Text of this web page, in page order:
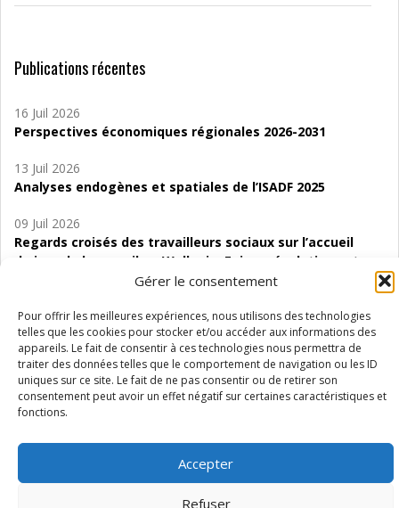
Gérer le consentement
Pour offrir les meilleures expériences, nous utilisons des technologies
telles que les cookies pour stocker et/ou accéder aux informations des
appareils. Le fait de consentir à ces technologies nous permettra de
traiter des données telles que le comportement de navigation ou les ID
uniques sur ce site. Le fait de ne pas consentir ou de retirer son
consentement peut avoir un effet négatif sur certaines caractéristiques et
fonctions.
Accepter
Refuser
Publications récentes
16 Juil 2026
Perspectives économiques régionales 2026-2031
13 Juil 2026
Analyses endogènes et spatiales de l’ISADF 2025
09 Juil 2026
Regards croisés des travailleurs sociaux sur l’accueil
de jour de bas seuil en Wallonie. Enjeux, évolutions et
06 Juil 2026
Étude d’évaluabilité des Structures
d’accompagnement à l’autocréation d’emploi (SAACE)
01 Juil 2026
Pénurie du personnel infirmier :quels indicateurs
Wallonie ?